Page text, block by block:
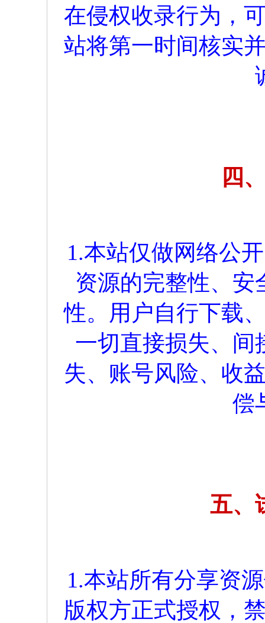
在侵权收录行为，
站将第一时间核实
四
1.本站仅做网络公
资源的完整性、安
性。用户自行下载
一切直接损失、间
失、账号风险、收
偿
五、
1.本站所有分享资
版权方正式授权，